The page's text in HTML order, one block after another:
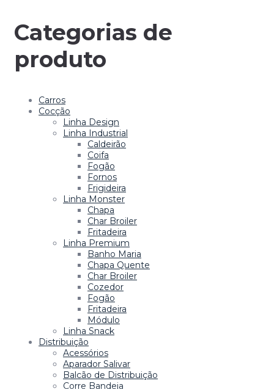
Categorias de
produto
Carros
Cocção
Linha Design
Linha Industrial
Caldeirão
Coifa
Fogão
Fornos
Frigideira
Linha Monster
Chapa
Char Broiler
Fritadeira
Linha Premium
Banho Maria
Chapa Quente
Char Broiler
Cozedor
Fogão
Fritadeira
Módulo
Linha Snack
Distribuição
Acessórios
Aparador Salivar
Balcão de Distribuição
Corre Bandeja